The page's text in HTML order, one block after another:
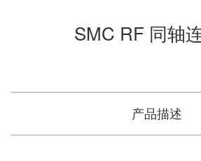
SMC RF 同轴
产品描述